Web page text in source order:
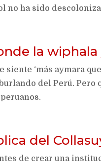
no ha sido
la
‘más aymara
del Perú.
del
de crear una